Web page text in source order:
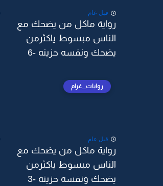
قبل عام
رواية ماكل من يضحك مع
الناس مبسوط ياكثرمن
يضحك ونفسه حزينه -6
روايات_غرام
قبل عام
رواية ماكل من يضحك مع
الناس مبسوط ياكثرمن
يضحك ونفسه حزينه -3